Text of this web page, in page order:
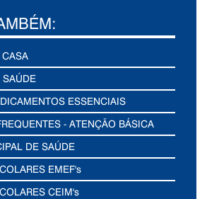
SAÚDE
ESSENCIAIS
- ATENÇÃO BÁSICA
DE SAÚDE
EMEF's
CEIM's